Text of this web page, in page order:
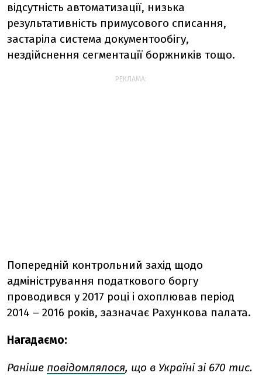
відсутність автоматизації, низька
результативність примусового списання,
застаріла система документообігу,
нездійснення сегментації боржників тощо.
РЕКЛАМА:
Попередній контрольний захід щодо
адміністрування податкового боргу
проводився у 2017 році і охоплював період
2014 – 2016 років, зазначає Рахункова палата.
Нагадаємо:
Раніше повідомлялося, що в Україні зі 670 тис.